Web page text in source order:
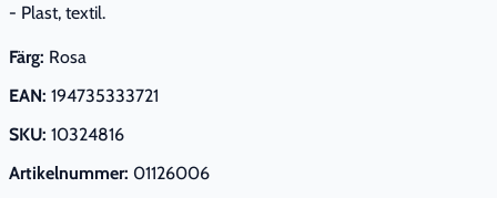
- Plast, textil.
Färg: Rosa
EAN: 194735333721
SKU: 10324816
Artikelnummer: 01126006